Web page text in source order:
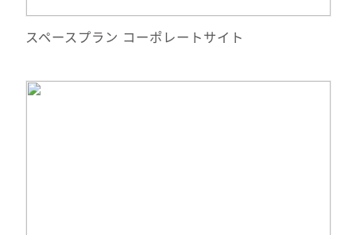
サイトへ移動
スペースプラン コーポレートサイト
詳細情報